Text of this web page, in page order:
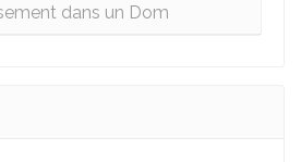
dans un Dom